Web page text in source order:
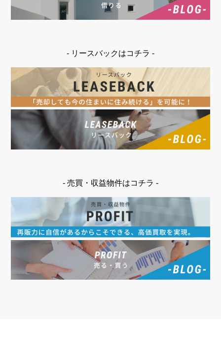
- リースバックはコチラ -
- 売買・収益物件はコチラ -